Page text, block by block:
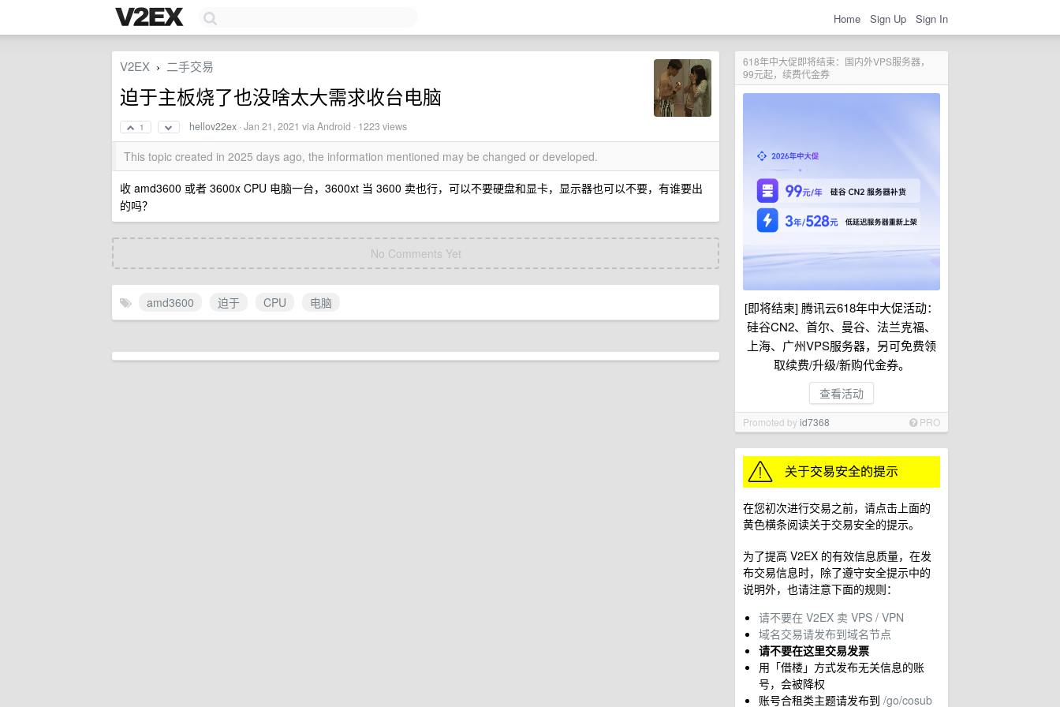
Home Sign Up Sign In
618年中大促即将结束：国内外VPS服务器，
99元起，续费代金券
[即将结束] 腾讯云618年中大促活动：
硅谷CN2、首尔、曼谷、法兰克福、
上海、广州VPS服务器，另可免费领
取续费/升级/新购代金券。
查看活动
Promoted byid7368 PRO
在您初次进行交易之前，请点击上面的
黄色横条阅读关于交易安全的提示。
为了提高 V2EX 的有效信息质量，在发
布交易信息时，除了遵守安全提示中的
说明外，也请注意下面的规则：
请不要在 V2EX 卖 VPS / VPN
域名交易请发布到域名节点
请不要在这里交易发票
用「借楼」方式发布无关信息的账
号，会被降权
账号合租类主题请发布到 /go/cosub
V2EX › 二手交易
迫于主板烧了也没啥太大需求收台电脑
1 hellov22ex ·Jan 21, 2021 via Android · 1223 views
This topic created in 2025 days ago, the information mentioned may be changed or developed.
收 amd3600 或者 3600x CPU 电脑一台，3600xt 当 3600 卖也行，可以不要硬盘和显卡，显示器也可以不要，有谁要出
的吗？
No Comments Yet
amd3600 迫于 CPU 电脑